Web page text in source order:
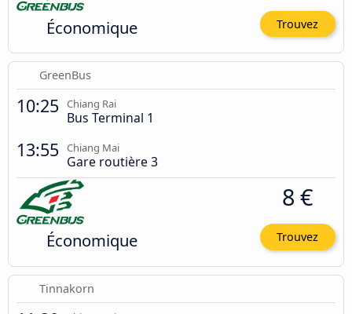
Économique Trouvez
GreenBus
10:25 Chiang Rai
Bus Terminal 1
13:55 Chiang Mai
Gare routière 3
Économique
8 €
Trouvez
Tinnakorn